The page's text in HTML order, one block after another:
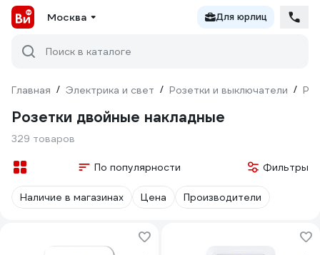
Москва Для юрлиц
Поиск в каталоге
Главная / Электрика и свет / Розетки и выключатели /
Розетки двойные накладные
329 товаров
По популярности Фильтры
Наличие в магазинах Цена Производители